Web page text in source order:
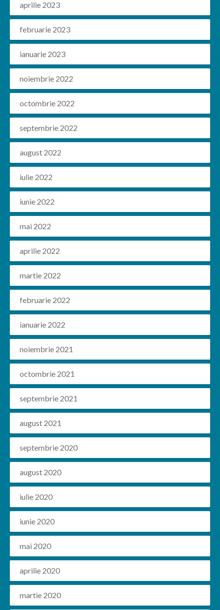
aprilie 2023
februarie 2023
ianuarie 2023
noiembrie 2022
octombrie 2022
septembrie 2022
august 2022
iulie 2022
iunie 2022
mai 2022
aprilie 2022
martie 2022
februarie 2022
ianuarie 2022
noiembrie 2021
octombrie 2021
septembrie 2021
august 2021
septembrie 2020
august 2020
iulie 2020
iunie 2020
mai 2020
aprilie 2020
martie 2020